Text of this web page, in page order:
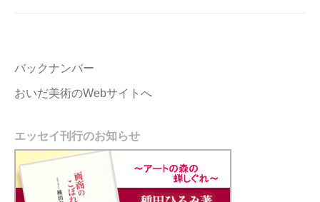
バックナンバー
おいだ美術のWebサイトへ
エッセイ刊行のお知らせ